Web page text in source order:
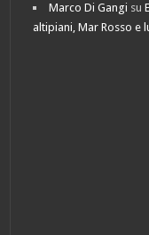
Marco Di Gangi su
altipiani, Mar Rosso e